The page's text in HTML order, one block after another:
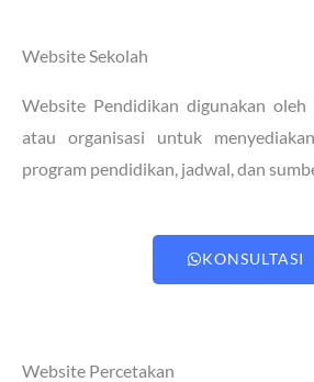
Website Sekolah
Website Pendidikan digunakan oleh
atau organisasi untuk
program pendidikan, jadwal, dan
KONSULTASI
Website Percetakan